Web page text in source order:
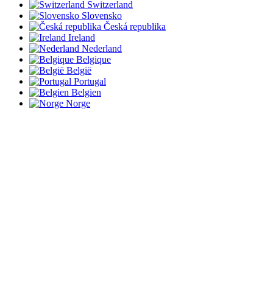
Switzerland
Slovensko
Česká republika
Ireland
Nederland
Belgique
België
Portugal
Belgien
Norge